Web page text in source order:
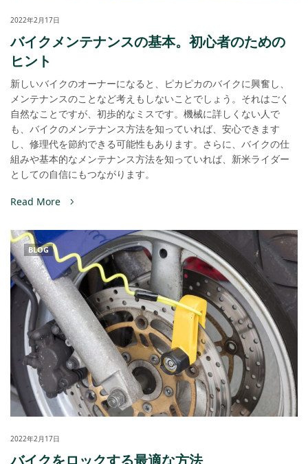
2022年2月17日
バイクメンテナンスの基本。初心者のための
ヒント
新しいバイクのオーナーになると、ピカピカのバイクに興奮し、
メンテナンスのことなど考えもしないことでしょう。それはごく
自然なことですが、初歩的なミスです。機械に詳しくない人で
も、バイクのメンテナンス方法を知っていれば、安心できます
し、修理代を節約できる可能性もあります。さらに、バイクの仕
組みや基本的なメンテナンス方法を知っていれば、新米ライダー
としての自信にもつながります。
Read More
BLOG
2022年2月17日
バイクをロックする最適な方法